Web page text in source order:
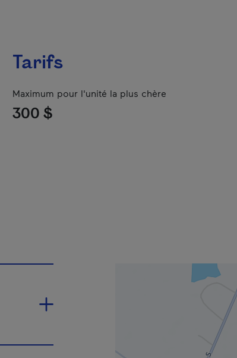
Tarifs
Maximum pour l'unité la plus chère
300 $